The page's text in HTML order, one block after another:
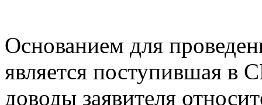
Основанием для
является поступившая в
доводы заявителя